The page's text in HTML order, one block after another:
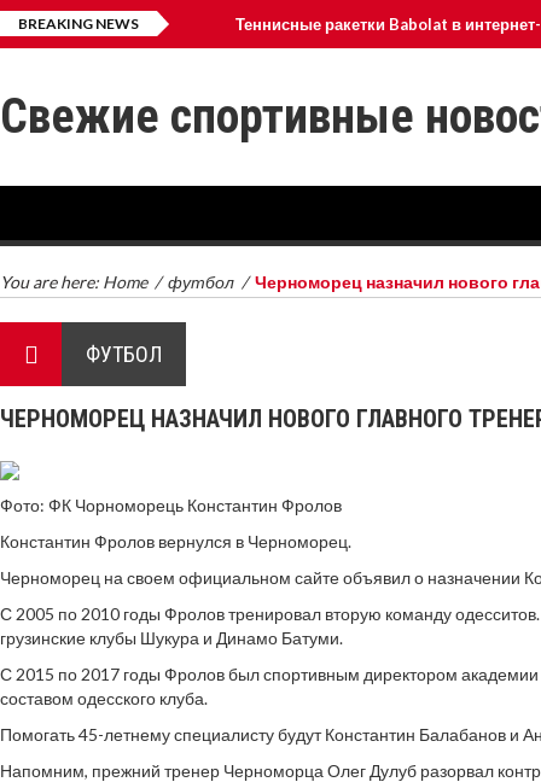
BREAKING NEWS Теннисные ракетки Babolat в
Что такое ВСАА?
Свежие спортивные
You are here: Home /футбол /Черноморец назначил нового
ФУТБОЛ
ЧЕРНОМОРЕЦ НАЗНАЧИЛ НОВОГО ГЛАВНОГО
Фото: ФК Чорноморець Константин Фролов
Константин Фролов вернулся в Черноморец.
Черноморец на своем официальном сайте объявил о назначении
С 2005 по 2010 годы Фролов тренировал вторую команду
грузинские клубы Шукура и Динамо Батуми.
С 2015 по 2017 годы Фролов был спортивным директором
составом одесского клуба.
Помогать 45-летнему специалисту будут Константин Балабанов и
Напомним, прежний тренер Черноморца Олег Дулуб разорвал